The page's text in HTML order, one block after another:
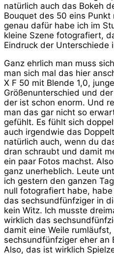
natürlich auch das Bokeh
Bouquet des 50 eins Punkt
genau dafür habe ich im
kleine Szene fotografiert,
Eindruck der Unterschiede
Ganz ehrlich man muss
man sich mal das hier
X F 50 mit Blende 1,0,
Größenunterschied und
der ist schon enorm. Und
man das gar nicht so
gefühlt. Es fühlt sich
auch irgendwie das
natürlich auch, wenn du
dran schraubt und damit
ein paar Fotos machst.
ganz unerheblich. Leute
ich gestern den ganzen
null fotografiert habe,
das sechsundfünfziger in
kein Witz. Ich musste
wirklich das
damit eine Weile
sechsundfünfziger eher an
Also, das ist wirklich